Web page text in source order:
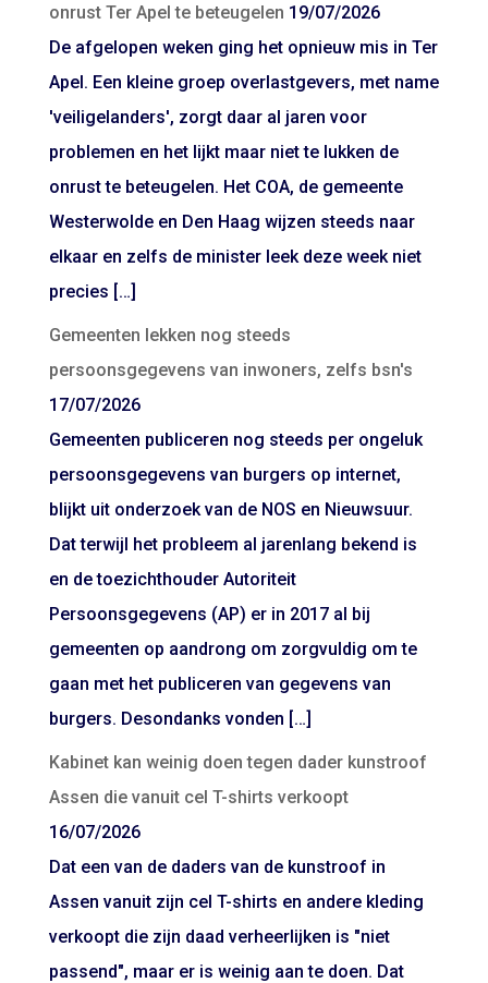
onrust Ter Apel te beteugelen 19/07/2026
De afgelopen weken ging het opnieuw mis in Ter
Apel. Een kleine groep overlastgevers, met name
'veiligelanders', zorgt daar al jaren voor
problemen en het lijkt maar niet te lukken de
onrust te beteugelen. Het COA, de gemeente
Westerwolde en Den Haag wijzen steeds naar
elkaar en zelfs de minister leek deze week niet
precies […]
Gemeenten lekken nog steeds
persoonsgegevens van inwoners, zelfs bsn's
17/07/2026
Gemeenten publiceren nog steeds per ongeluk
persoonsgegevens van burgers op internet,
blijkt uit onderzoek van de NOS en Nieuwsuur.
Dat terwijl het probleem al jarenlang bekend is
en de toezichthouder Autoriteit
Persoonsgegevens (AP) er in 2017 al bij
gemeenten op aandrong om zorgvuldig om te
gaan met het publiceren van gegevens van
burgers. Desondanks vonden […]
Kabinet kan weinig doen tegen dader kunstroof
Assen die vanuit cel T-shirts verkoopt
16/07/2026
Dat een van de daders van de kunstroof in
Assen vanuit zijn cel T-shirts en andere kleding
verkoopt die zijn daad verheerlijken is "niet
passend", maar er is weinig aan te doen. Dat